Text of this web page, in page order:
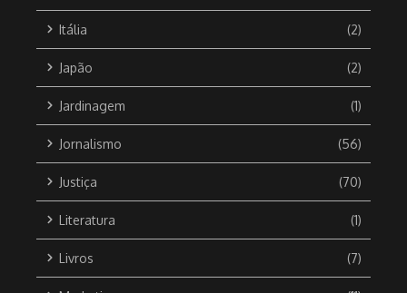
Itália (2)
Japão (2)
Jardinagem (1)
Jornalismo (56)
Justiça (70)
Literatura (1)
Livros (7)